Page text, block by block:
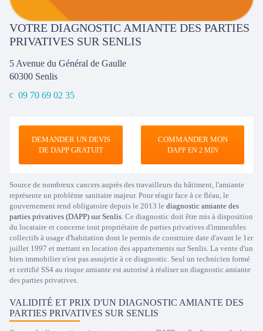
VOTRE DIAGNOSTIC AMIANTE DES PARTIES
PRIVATIVES SUR SENLIS
5 Avenue du Général de Gaulle
60300 Senlis
09 70 69 02 35
DEMANDER UN DEVIS
DE DAPP GRATUIT
COMMANDER MON
DAPP EN 2 MIN
Source de nombreux cancers auprès des travailleurs du bâtiment, l'amiante
représente un problème sanitaire majeur. Pour réagir face à ce fléau, le
gouvernement rend obligatoire depuis le 2013 le diagnostic amiante des
parties privatives (DAPP) sur Senlis. Ce diagnostic doit être mis à disposition
du locataire et concerne tout propriétaire de parties privatives d'immeubles
collectifs à usage d'habitation dont le permis de construire date d'avant le 1er
juillet 1997 et mettant en location des appartements sur Senlis. La vente d'un
bien immobilier n'est pas assujetie à ce diagnostic. Seul un technicien formé
et certifié SS4 au risque amiante est autorisé à réaliser un diagnostic amiante
des parties privatives.
VALIDITÉ ET PRIX D'UN DIAGNOSTIC AMIANTE DES
PARTIES PRIVATIVES SUR SENLIS